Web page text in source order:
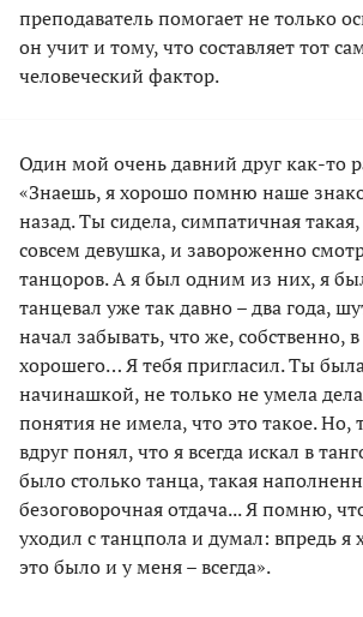
преподаватель помогает не только
он учит и тому, что составляет тот
человеческий фактор.
Один мой очень давний друг как-то
«Знаешь, я хорошо помню наше
назад. Ты сидела, симпатичная
совсем девушка, и завороженно
танцоров. А я был одним из них, я
танцевал уже так давно – два года,
начал забывать, что же, собственно,
хорошего… Я тебя пригласил. Ты
начинашкой, не только не умела
понятия не имела, что это такое. Но,
вдруг понял, что я всегда искал в
было столько танца, такая
безоговорочная отдача... Я помню,
уходил с танцпола и думал: впредь я
это было и у меня – всегда».